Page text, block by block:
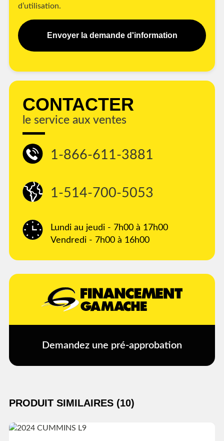
d’utilisation.
Envoyer la demande d'information
CONTACTER
le service aux ventes
1-866-611-3881
1-514-700-5053
Lundi au jeudi - 7h00 à 17h00
Vendredi - 7h00 à 16h00
Demandez une pré-approbation
PRODUIT SIMILAIRES (10)